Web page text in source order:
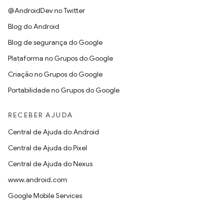
@AndroidDev no Twitter
Blog do Android
Blog de segurança do Google
Plataforma no Grupos do Google
Criação no Grupos do Google
Portabilidade no Grupos do Google
RECEBER AJUDA
Central de Ajuda do Android
Central de Ajuda do Pixel
Central de Ajuda do Nexus
www.android.com
Google Mobile Services